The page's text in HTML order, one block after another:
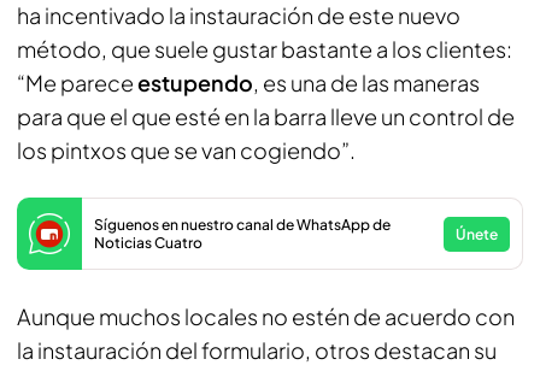
ha incentivado la instauración de este nuevo
método, que suele gustar bastante a los clientes:
“Me pareceestupendo, es una de las maneras
para que el que esté en la barra lleve un control de
los pintxos que se van cogiendo”.
Síguenos en nuestro canal de WhatsApp de
Noticias Cuatro
Únete
Aunque muchos locales no estén de acuerdo con
la instauración del formulario, otros destacan su